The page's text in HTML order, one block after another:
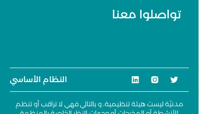
تواصلوا معنا
النظام الأساسي
مدنيّة ليست هيئة تنظيمية، و بالتالي فهي لا تراقب أو تنظم